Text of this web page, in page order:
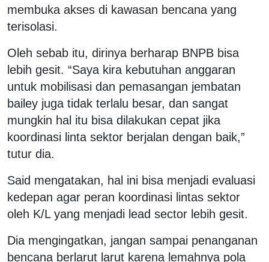
membuka akses di kawasan bencana yang
terisolasi.
Oleh sebab itu, dirinya berharap BNPB bisa
lebih gesit. “Saya kira kebutuhan anggaran
untuk mobilisasi dan pemasangan jembatan
bailey juga tidak terlalu besar, dan sangat
mungkin hal itu bisa dilakukan cepat jika
koordinasi linta sektor berjalan dengan baik,”
tutur dia.
Said mengatakan, hal ini bisa menjadi evaluasi
kedepan agar peran koordinasi lintas sektor
oleh K/L yang menjadi lead sector lebih gesit.
Dia mengingatkan, jangan sampai penanganan
bencana berlarut larut karena lemahnya pola